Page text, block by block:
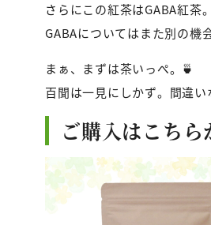
さらにこの紅茶はGABA紅茶。
GABAについてはまた別の機
まぁ、まずは茶いっぺ。🍵
百聞は一見にしかず。間違
ご購入はこちら